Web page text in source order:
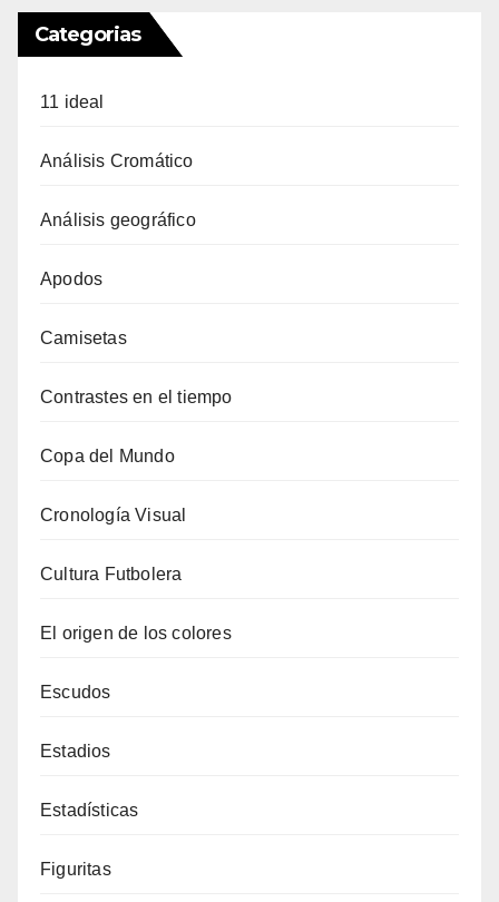
Categorias
11 ideal
Análisis Cromático
Análisis geográfico
Apodos
Camisetas
Contrastes en el tiempo
Copa del Mundo
Cronología Visual
Cultura Futbolera
El origen de los colores
Escudos
Estadios
Estadísticas
Figuritas